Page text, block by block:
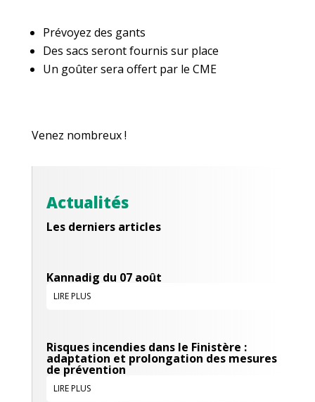
Prévoyez des gants
Des sacs seront fournis sur place
Un goûter sera offert par le CME
Venez nombreux !
Actualités
Les derniers articles
Kannadig du 07 août
LIRE PLUS
Risques incendies dans le Finistère :
adaptation et prolongation des mesures
de prévention
LIRE PLUS